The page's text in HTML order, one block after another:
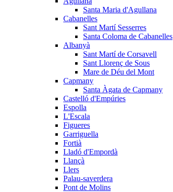
Santa Maria d'Agullana
Cabanelles
Sant Martí Sesserres
Santa Coloma de Cabanelles
Albanyà
Sant Martí de Corsavell
Sant Llorenç de Sous
Mare de Déu del Mont
Capmany
Santa Àgata de Capmany
Castelló d'Empúries
Espolla
L'Escala
Figueres
Garriguella
Fortià
Lladó d'Empordà
Llançà
Llers
Palau-saverdera
Pont de Molins